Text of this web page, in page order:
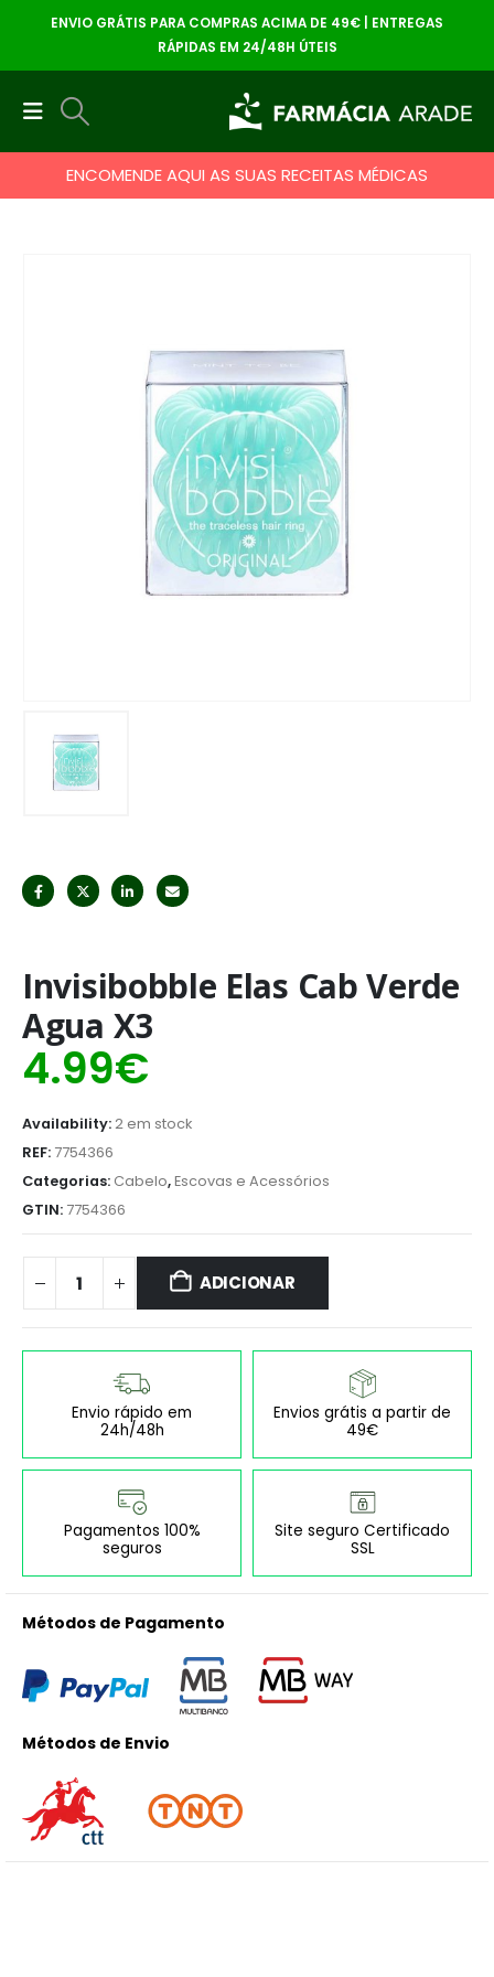
ENVIO GRÁTIS PARA COMPRAS ACIMA DE 49€ | ENTREGAS
RÁPIDAS EM 24/48H ÚTEIS
ENCOMENDE AQUI AS SUAS RECEITAS MÉDICAS
Invisibobble Elas Cab Verde
Agua X3
4.99€
Availability:2 em stock
REF: 7754366
Categorias: Cabelo,Escovas e Acessórios
GTIN: 7754366
ADICIONAR
Envio rápido em
24h/48h
Envios grátis a partir de
49€
Pagamentos 100%
seguros
Site seguro Certificado
SSL
Métodos de Pagamento
Métodos de Envio